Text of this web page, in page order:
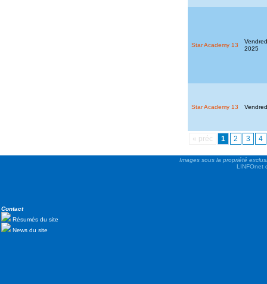
Star Academy 13
2025
Star Academy 13
« préc 1 2 3 4
Contact
Résumés du site
News du site
Images sous la propriété
LINFOnet